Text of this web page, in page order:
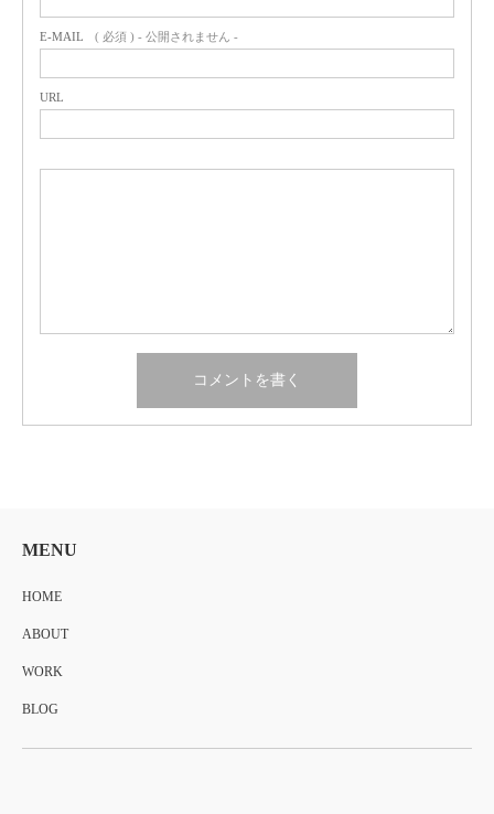
E-MAIL ( 必須 ) - 公開されません -
URL
MENU
HOME
ABOUT
WORK
BLOG